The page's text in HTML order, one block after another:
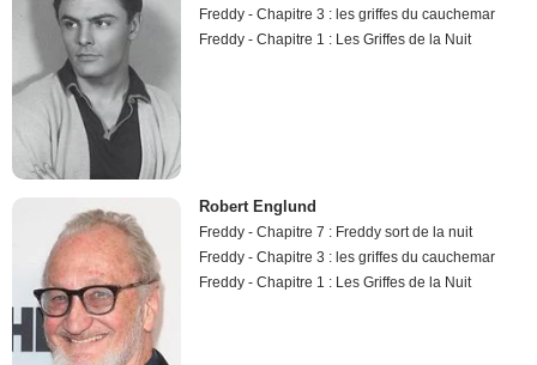
Freddy - Chapitre 3 : les griffes du cauchemar
Freddy - Chapitre 1 : Les Griffes de la Nuit
Robert Englund
Freddy - Chapitre 7 : Freddy sort de la nuit
Freddy - Chapitre 3 : les griffes du cauchemar
Freddy - Chapitre 1 : Les Griffes de la Nuit